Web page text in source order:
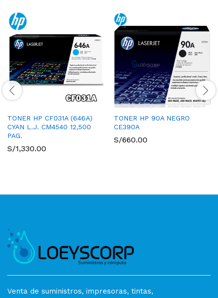
TONER HP CF031A (646A)
CYAN L.J. CM4540 12,500
PAG.
S/1,330.00
TONER HP 90A NEGRO
CE390A
S/660.00
Venta de suministros, impresoras, tintas,